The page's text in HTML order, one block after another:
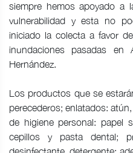
siempre hemos apoyado a
vulnerabilidad y esta no
iniciado la colecta a favor
inundaciones pasadas en
Hernández.
Los productos que se
perecederos; enlatados:
de higiene personal: papel
cepillos y pasta dental;